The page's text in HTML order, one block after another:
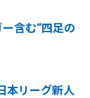
含む“四足の
本リーグ新人